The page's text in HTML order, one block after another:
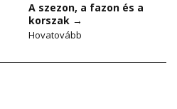
A szezon, a fazon és a
korszak →
Hovatovább